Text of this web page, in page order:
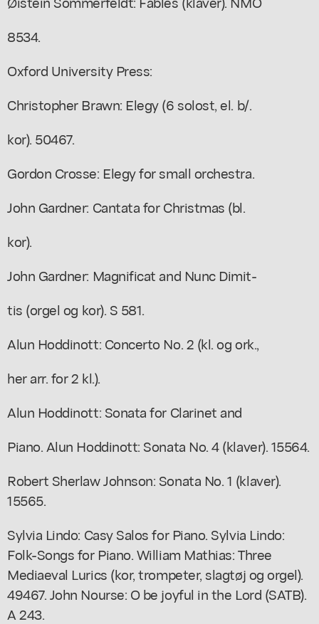
8534.
Oxford University Press:
Christopher Brawn: Elegy (6 solost, el. b/.
kor). 50467.
Gordon Crosse: Elegy for small orchestra.
John Gardner: Cantata for Christmas (bl.
kor).
John Gardner: Magnificat and Nunc Dimit-
tis (orgel og kor). S 581.
Alun Hoddinott: Concerto No. 2 (kl. og ork.,
her arr. for 2 kl.).
Alun Hoddinott: Sonata for Clarinet and
Piano. Alun Hoddinott: Sonata No. 4 (klaver). 15564.
Robert Sherlaw Johnson: Sonata No. 1 (klaver).
15565.
Sylvia Lindo: Casy Salos for Piano. Sylvia Lindo:
Folk-Songs for Piano. William Mathias: Three
Mediaeval Lurics (kor, trompeter, slagtøj og orgel).
49467. John Nourse: O be joyful in the Lord (SATB).
A 243.